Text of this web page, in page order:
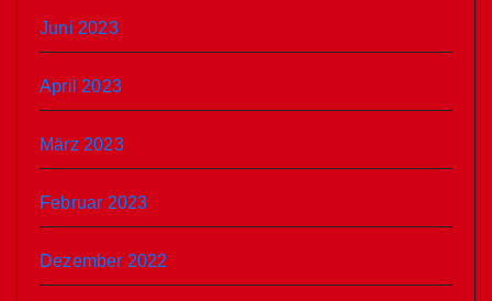
Juni 2023
April 2023
März 2023
Februar 2023
Dezember 2022